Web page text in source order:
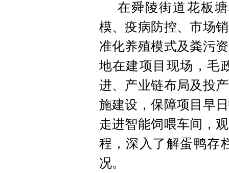
在舜陵街道花板
模、疫病防控、市场
准化养殖模式及粪污
地在建项目现场，毛
进、产业链布局及投
施建设，保障项目早
走进智能饲喂车间，
程，深入了解蛋鸭存
况。